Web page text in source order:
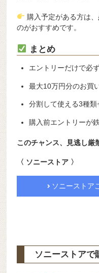
購入予定がある方は、
のがおすすめです。
まとめ
エントリーだけで必
最大10万円分のお買
分割して使える3種類
購入前エントリーが
このチャンス、見逃し厳
〈 ソニーストア 〉
ソニーストア
ソニーストアで